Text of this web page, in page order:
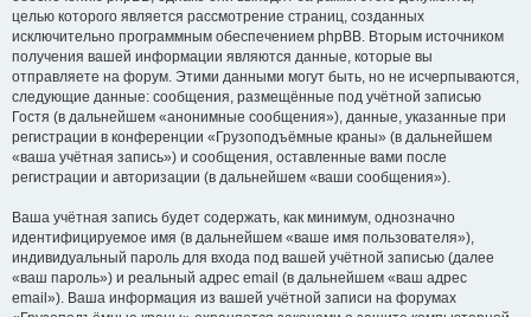
целью которого является рассмотрение страниц, созданных
исключительно программным обеспечением phpBB. Вторым источником
получения вашей информации являются данные, которые вы
отправляете на форум. Этими данными могут быть, но не исчерпываются,
следующие данные: сообщения, размещённые под учётной записью
Гостя (в дальнейшем «анонимные сообщения»), данные, указанные при
регистрации в конференции «Грузоподъёмные краны» (в дальнейшем
«ваша учётная запись») и сообщения, оставленные вами после
регистрации и авторизации (в дальнейшем «ваши сообщения»).
Ваша учётная запись будет содержать, как минимум, однозначно
идентифицируемое имя (в дальнейшем «ваше имя пользователя»),
индивидуальный пароль для входа под вашей учётной записью (далее
«ваш пароль») и реальный адрес email (в дальнейшем «ваш адрес
email»). Ваша информация из вашей учётной записи на форумах